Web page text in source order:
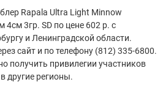
Rapala Ultra Light Minnow
3гр. SD по цене 602 р. с
и Ленинградской области.
сайт и по телефону (812) 335-6800.
получить привилегии участников
другие регионы.